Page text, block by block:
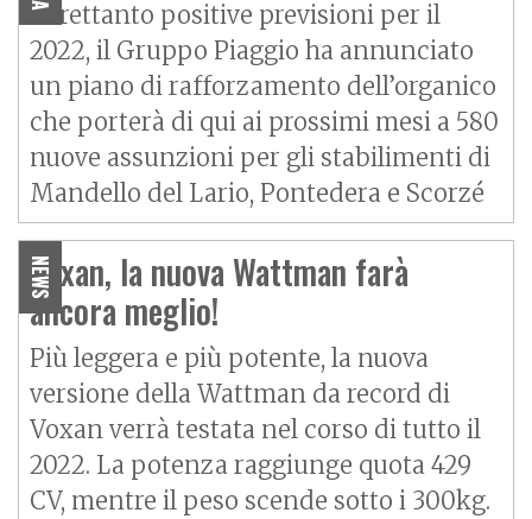
altrettanto positive previsioni per il
2022, il Gruppo Piaggio ha annunciato
un piano di rafforzamento dell’organico
che porterà di qui ai prossimi mesi a 580
nuove assunzioni per gli stabilimenti di
Mandello del Lario, Pontedera e Scorzé
NEWS
Voxan, la nuova Wattman farà
ancora meglio!
Più leggera e più potente, la nuova
versione della Wattman da record di
Voxan verrà testata nel corso di tutto il
2022. La potenza raggiunge quota 429
CV, mentre il peso scende sotto i 300kg.